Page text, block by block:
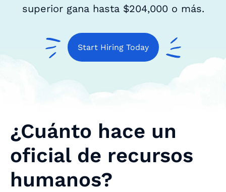
superior gana hasta $204,000 o más.
Start Hiring Today
¿Cuánto hace un
oficial de recursos
humanos?